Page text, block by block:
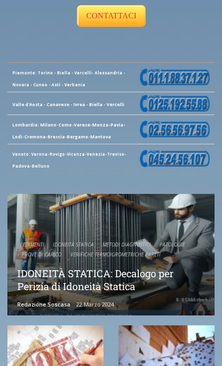
CONTATTACI
Piemonte: Torino - Biella - Vercelli- Alessandria -
Novara - Cuneo - Asti - Verbania
Valle d'Aosta - Canavese - Ivrea - Biella - Vercelli
Lombardia: Milano-Como-Varese-Monza-Pavia-
Lodi-Cremona-Brescia-Bergamo-Mantova
Veneto: Verona-Rovigo-Vicenza-Venezia-Treviso-
Padova-Belluno
CEDIMENTI IDONEITÀ STATICA METODI DIAGNOSTICI
PATOLOGIE
PROVE DI CARICO
VERIFICHE TERMOIGROMETRICHE PARETI
IDONEITÀ STATICA: Decalogo per
Perizia di Idoneità Statica
Redazione Soscasa 22 Marzo 2024